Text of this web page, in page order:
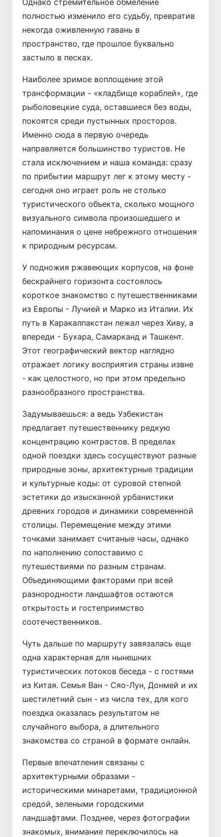
полностью изменило его судьбу, превратив
некогда оживленную гавань в
пространство, где прошлое буквально
застыло в песках.
Наиболее зримое воплощение этой
трансформации - «кладбище кораблей», где
рыболовецкие суда, оставшиеся без воды,
покоятся среди пустынных просторов.
Именно сюда в первую очередь
направляется большинство туристов. Не
стала исключением и наша команда: сразу
по прибытии маршрут лег к этому месту -
сегодня оно играет роль не столько
туристического объекта, сколько мощного
визуального символа произошедшего и
напоминания о цене небрежного отношения
к природным ресурсам.
У подножия ржавеющих корпусов, на фоне
бескрайнего горизонта состоялось
короткое знакомство с путешественниками
из Европы - Лучией и Марко из Италии. Их
путь в Каракалпакстан лежал через Хиву, а
впереди - Бухара, Самарканд и Ташкент.
Этот географический вектор наглядно
отражает логику восприятия страны извне
- как целостного, но при этом предельно
разнообразного пространства.
Задумываешься: а ведь Узбекистан
предлагает путешественнику редкую
концентрацию контрас­тов. В пределах
одной поездки здесь сосуществуют разные
природные зоны, архитектурные традиции
и культурные коды: от суровой степной
эстетики до изысканной урбанистики
древних городов и динамики современной
столицы. Перемещение между этими
точками занимает считаные часы, однако
по наполнению сопоставимо с
путешествиями по разным странам.
Объединяющими факторами при всей
разнородности ландшафтов остаются
открытость и гостеприимство
соотечественников.
Чуть дальше по маршруту завязалась еще
одна характерная для нынешних
туристических потоков беседа - с гостями
из Китая. Семья Ван - Сяо-Лун, Донмей и их
шестилетний сын - из числа тех, для кого
поездка оказалась результатом не
случайного выбора, а длительного
знакомства со страной в формате онлайн.
Первые впечатления связаны с
архитектурными образами -
историческими минаретами, традиционной
средой, зелеными городскими
ландшафтами. Позднее, через фотографии
знакомых, внимание переключилось на